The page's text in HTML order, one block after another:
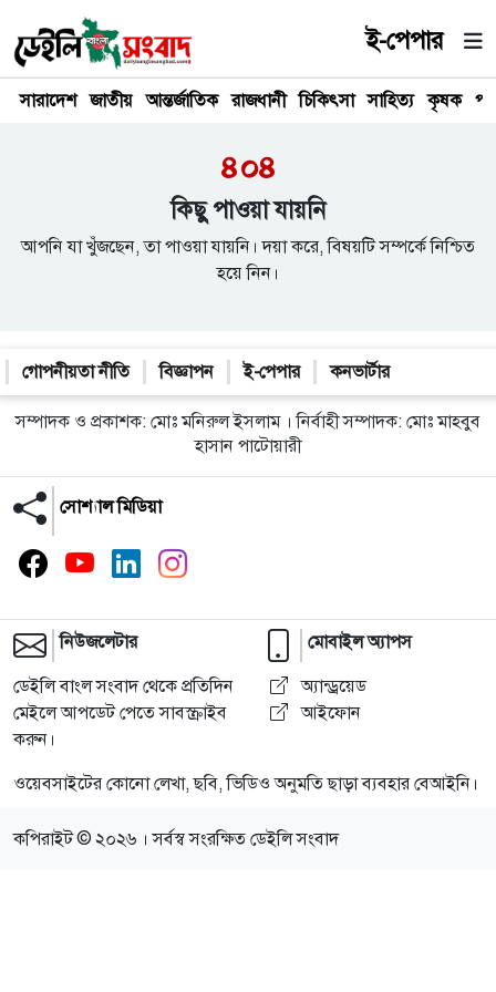
ই-পেপার
সারাদেশ জাতীয় আন্তর্জাতিক রাজধানী চিকিৎসা সাহিত্য কৃষক
৪০৪
কিছু পাওয়া যায়নি
আপনি যা খুঁজছেন, তা পাওয়া যায়নি। দয়া করে, বিষয়টি সম্পর্কে নিশ্চিত
হয়ে নিন।
গোপনীয়তা নীতি বিজ্ঞাপন ই-পেপার কনভার্টার
সম্পাদক ও প্রকাশক: মোঃ মনিরুল ইসলাম । নির্বাহী সম্পাদক: মোঃ মাহবুব
হাসান পাটোয়ারী
সোশ্যাল মিডিয়া
নিউজলেটার
ডেইলি বাংল সংবাদ থেকে প্রতিদিন
মেইলে আপডেট পেতে সাবস্ক্রাইব
করুন।
মোবাইল অ্যাপস
অ্যান্ড্রয়েড
আইফোন
ওয়েবসাইটের কোনো লেখা, ছবি, ভিডিও অনুমতি ছাড়া ব্যবহার বেআইনি।
কপিরাইট © ২০২৬ । সর্বস্ব সংরক্ষিত ডেইলি সংবাদ